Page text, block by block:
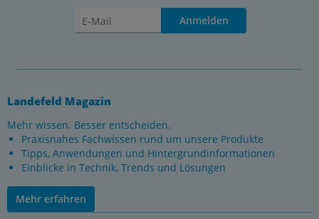
von Wartungsgeräten
Anmelden
Landefeld Magazin
Mehr wissen. Besser entscheiden.
Praxisnahes Fachwissen rund um unsere Produkte
Tipps, Anwendungen und Hintergrundinformationen
Einblicke in Technik, Trends und Lösungen
Mehr erfahren